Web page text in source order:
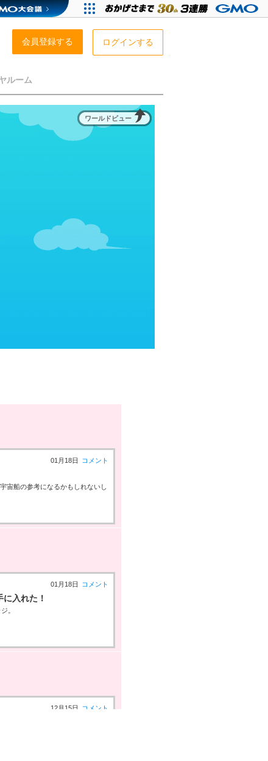
会員登録する ログインする
ルーム
ワールドビュー
01月18日 コメント
宙船の参考になるかもしれないし
01月18日 コメント
入れた！
。
12月15日 コメント